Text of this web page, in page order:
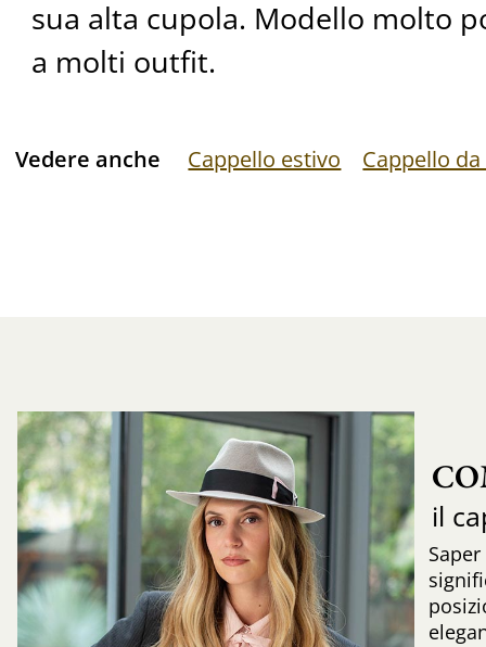
sua alta cupola. Modello molto
a molti outfit.
Vedere anche Cappello estivo Cappello
il